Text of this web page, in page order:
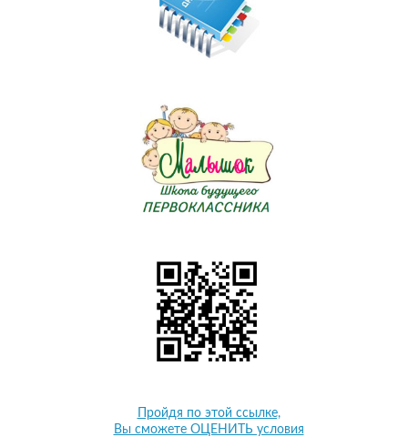
Пройдя по этой ссылке,
Вы сможете ОЦЕНИТЬ условия